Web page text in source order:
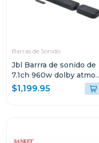
Barras de Sonido
Jbl Barrra de sonido de
7.1ch 960w dolby atmos
bar1000m2
$1,199.95